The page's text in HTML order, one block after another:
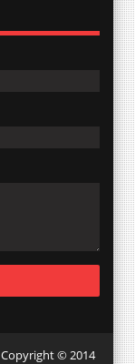
Copyright © 2014